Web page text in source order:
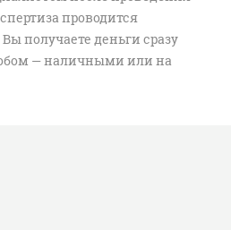
проводится
получаете деньги сразу
— наличными или на